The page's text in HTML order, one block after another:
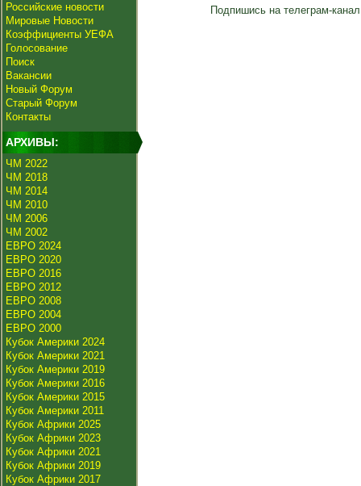
Российские новости
Мировые Новости
Коэффициенты УЕФА
Голосование
Поиск
Вакансии
Новый Форум
Старый Форум
Контакты
АРХИВЫ:
ЧМ 2022
ЧМ 2018
ЧМ 2014
ЧМ 2010
ЧМ 2006
ЧМ 2002
ЕВРО 2024
ЕВРО 2020
ЕВРО 2016
ЕВРО 2012
ЕВРО 2008
ЕВРО 2004
ЕВРО 2000
Кубок Америки 2024
Кубок Америки 2021
Кубок Америки 2019
Кубок Америки 2016
Кубок Америки 2015
Кубок Америки 2011
Кубок Африки 2025
Кубок Африки 2023
Кубок Африки 2021
Кубок Африки 2019
Кубок Африки 2017
Подпишись на телеграм-